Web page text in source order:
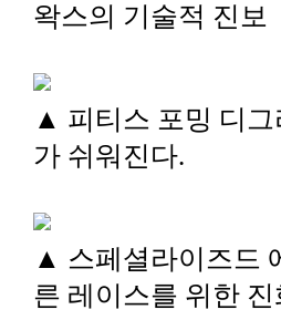
왁스의 기술적 진보
▲ 피티스 포밍 디
가 쉬워진다.
▲ 스페셜라이즈드
른 레이스를 위한 진